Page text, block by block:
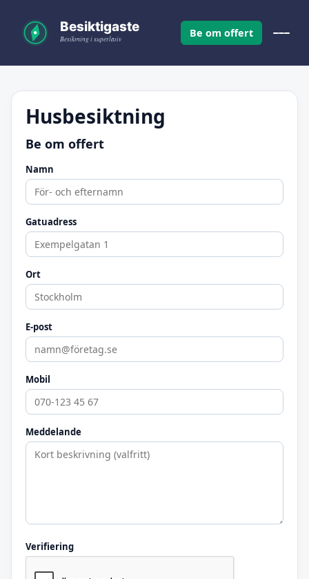
Be om offert
Husbesiktning
Be om offert
Namn
Gatuadress
Ort
E-post
Mobil
Meddelande
Verifiering